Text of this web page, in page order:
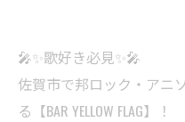
🎤✨歌好き必見✨🎤
佐賀市で邦ロック・アニ
る【BAR YELLOW FLAG】！